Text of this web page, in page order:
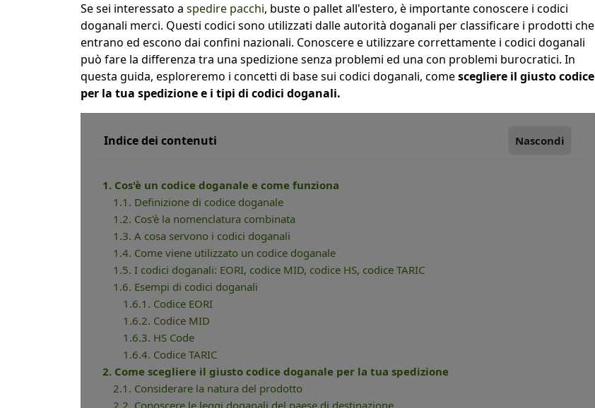
Se sei interessato a spedire pacchi, buste o pallet all'estero, è importante conoscere i codici
doganali merci. Questi codici sono utilizzati dalle autorità doganali per classificare i prodotti che
entrano ed escono dai confini nazionali. Conoscere e utilizzare correttamente i codici doganali
può fare la differenza tra una spedizione senza problemi ed una con problemi burocratici. In
questa guida, esploreremo i concetti di base sui codici doganali, comescegliere il giusto codice
per la tua spedizione e i tipi di codici doganali.
Indice dei contenuti Nascondi
1. Cos'è un codice doganale e come funziona
1.1. Definizione di codice doganale
1.2. Cos'è la nomenclatura combinata
1.3. A cosa servono i codici doganali
1.4. Come viene utilizzato un codice doganale
1.5. I codici doganali: EORI, codice MID, codice HS, codice TARIC
1.6. Esempi di codici doganali
1.6.1. Codice EORI
1.6.2. Codice MID
1.6.3. HS Code
1.6.4. Codice TARIC
2. Come scegliere il giusto codice doganale per la tua spedizione
2.1. Considerare la natura del prodotto